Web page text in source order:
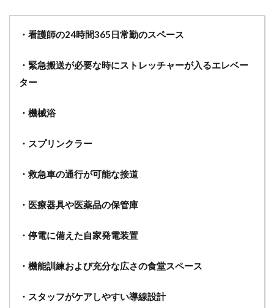
・看護師の24時間365日常勤のスペース
・緊急搬送が必要な時にストレッチャーが入るエレベー
ター
・機械浴
・スプリンクラー
・救急車の通行が可能な接道
・医療器具や医薬品の保管庫
・停電に備えた自家発電装置
・機能訓練および充分な広さの食堂スペース
・スタッフがケアしやすい導線設計